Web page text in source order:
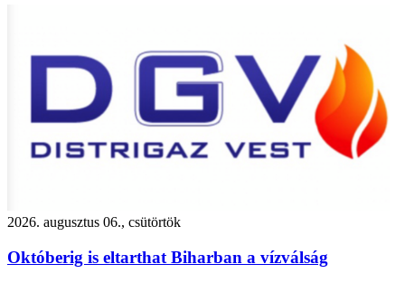
2026. augusztus 06., csütörtök
Októberig is eltarthat Biharban a vízválság